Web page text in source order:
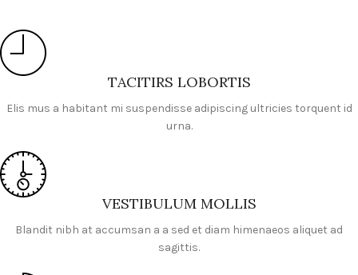
TACITIRS LOBORTIS
Elis mus a habitant mi suspendisse adipiscing ultricies torquent id
urna.
VESTIBULUM MOLLIS
Blandit nibh at accumsan a a sed et diam himenaeos aliquet ad
sagittis.